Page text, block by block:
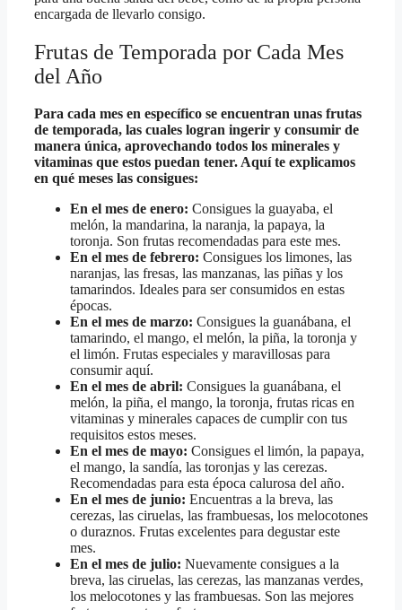
encargada de llevarlo consigo.
Frutas de Temporada por Cada Mes
del Año
Para cada mes en específico se encuentran unas frutas
de temporada, las cuales logran ingerir y consumir de
manera única, aprovechando todos los minerales y
vitaminas que estos puedan tener. Aquí te explicamos
en qué meses las consigues:
En el mes de enero: Consigues la guayaba, el
melón, la mandarina, la naranja, la papaya, la
toronja. Son frutas recomendadas para este mes.
En el mes de febrero: Consigues los limones, las
naranjas, las fresas, las manzanas, las piñas y los
tamarindos. Ideales para ser consumidos en estas
épocas.
En el mes de marzo: Consigues la guanábana, el
tamarindo, el mango, el melón, la piña, la toronja y
el limón. Frutas especiales y maravillosas para
consumir aquí.
En el mes de abril: Consigues la guanábana, el
melón, la piña, el mango, la toronja, frutas ricas en
vitaminas y minerales capaces de cumplir con tus
requisitos estos meses.
En el mes de mayo: Consigues el limón, la papaya,
el mango, la sandía, las toronjas y las cerezas.
Recomendadas para esta época calurosa del año.
En el mes de junio: Encuentras a la breva, las
cerezas, las ciruelas, las frambuesas, los melocotones
o duraznos. Frutas excelentes para degustar este
mes.
En el mes de julio: Nuevamente consigues a la
breva, las ciruelas, las cerezas, las manzanas verdes,
los melocotones y las frambuesas. Son las mejores